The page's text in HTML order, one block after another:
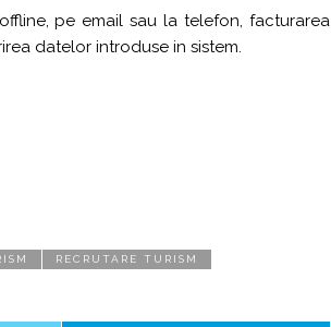
pe email sau la telefon, facturarea
datelor introduse in sistem.
RECRUTARE TURISM